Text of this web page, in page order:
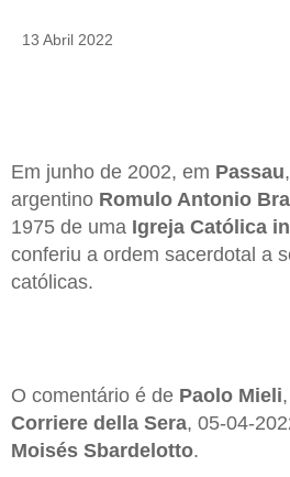
13 Abril 2022
Em junho de 2002, em Passau
argentino Romulo Antonio
1975 de uma Igreja Católica
conferiu a ordem sacerdotal a
católicas.
O comentário é de Paolo Mieli
Corriere della Sera, 05-04-
Moisés Sbardelotto.